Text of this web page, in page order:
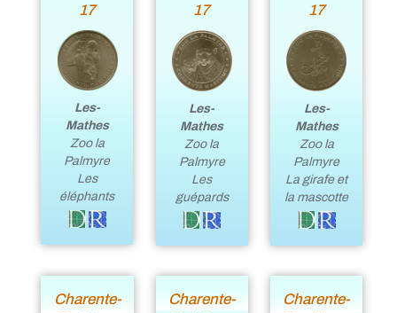
17
Les-
Mathes
Zoo la
Palmyre
Les
éléphants
17
Les-
Mathes
Zoo la
Palmyre
Les
guépards
17
Les-
Mathes
Zoo la
Palmyre
La girafe et
la mascotte
Charente-
Charente-
Charente-